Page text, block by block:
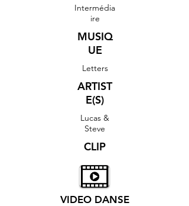
Intermédia
ire
MUSIQ
UE
Letters
ARTIST
E(S)
Lucas &
Steve
CLIP
VIDEO DANSE